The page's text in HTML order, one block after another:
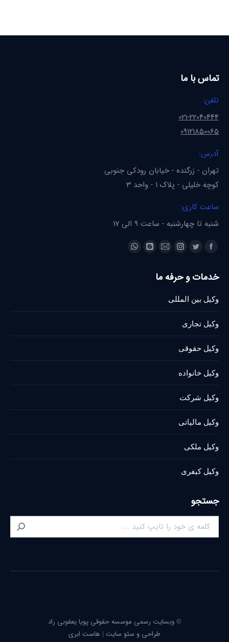
تماس با ما
تلفن:
021-22040444
09121850065
آدرس:
تهران - زرگنده - خیابان رودکی جنوبی
کوچه خلیلی - پلاک 1 - واحد 3
ساعت کاری:
شنبه تا چهارشنبه - ساعت 9 الی 17
Find us on:
Facebook
opens
new
window
Twitter
opens
new
window
Instagram
opens
Mail
opens
Blogger
Whatsapp
خدمات و حرفه ما
وکیل بین المللی
وکیل تجاری
وکیل حقوقی
وکیل خانواده
وکیل شرکت
وکیل مالیاتی
وکیل ملکی
وکیل کیفری
جستجو
Search:
© وبسایت رسمی موسسه حقوقی پویا یعقوبی راد
طراحی و سئو سایت | هاست ابری